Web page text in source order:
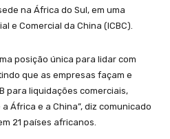
na África do Sul, em uma
e Comercial da China (ICBC).
posição única para lidar com
que as empresas façam e
para liquidações comerciais,
África e a China”, diz comunicado
21 países africanos.